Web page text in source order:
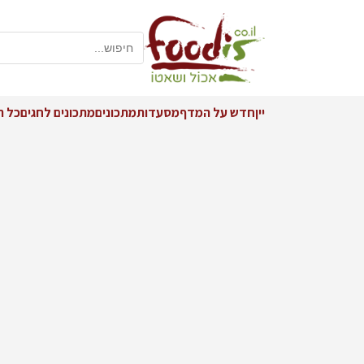
ייןחדש על המדףמסעדותמתכוניםמתכונים לחגיםכל